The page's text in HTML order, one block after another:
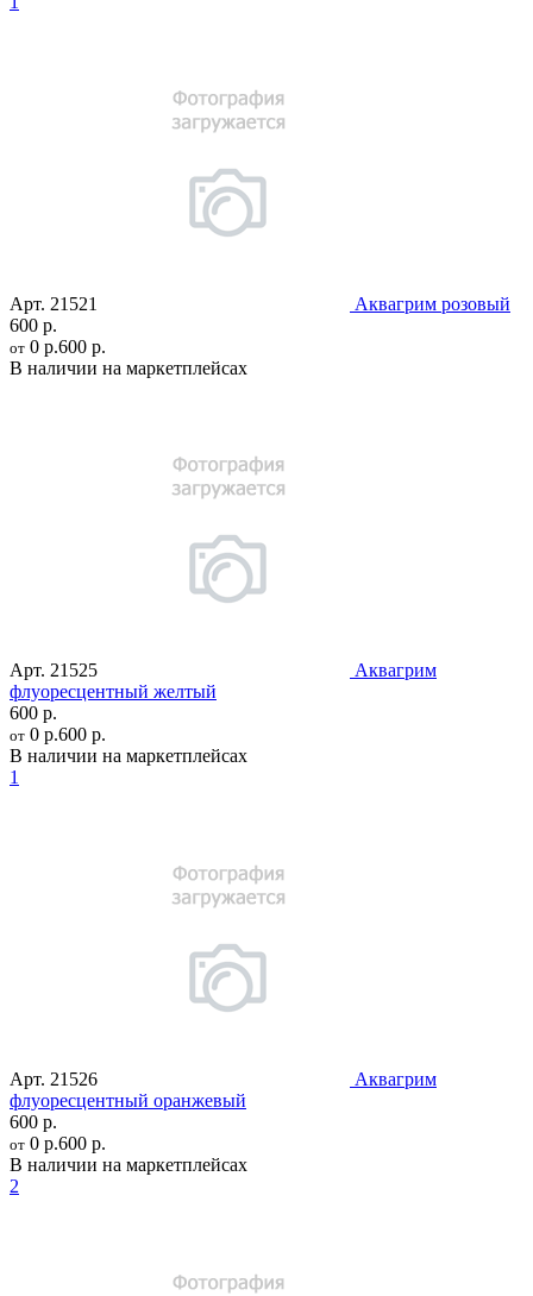
Арт. 21521
Аквагрим розовый
600 р.
от 0 р.600 р.
В наличии на маркетплейсах
Арт. 21525
Аквагрим
флуоресцентный желтый
600 р.
от 0 р.600 р.
В наличии на маркетплейсах
1
Арт. 21526
Аквагрим
флуоресцентный оранжевый
600 р.
от 0 р.600 р.
В наличии на маркетплейсах
2